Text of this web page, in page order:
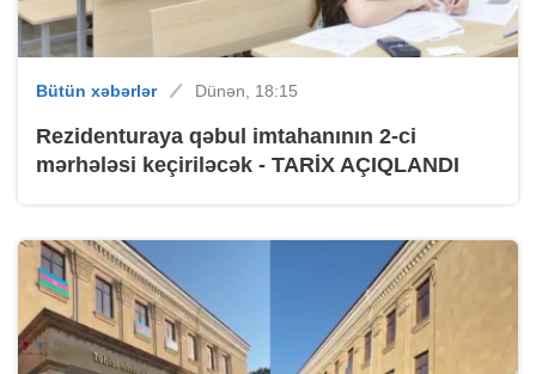
Bütün xəbərlər Dünən, 18:15
Rezidenturaya qəbul imtahanının 2-ci
mərhələsi keçiriləcək - TARİX AÇIQLANDI